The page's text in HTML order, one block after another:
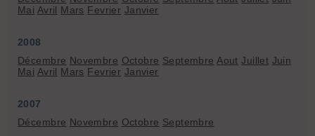
Mai Avril Mars Fevrier Janvier
2008
Décembre Novembre Octobre Septembre Aout Juillet Juin
Mai Avril Mars Fevrier Janvier
2007
Décembre Novembre Octobre Septembre